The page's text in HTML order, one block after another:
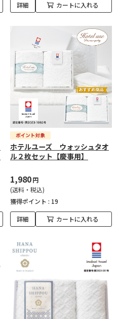
詳細 カートに入れる
ホテルユーズ ウォッシュタオ
ル２枚セット【慶事用】
1,980円
(送料・税込)
獲得ポイント : 19
詳細 カートに入れる